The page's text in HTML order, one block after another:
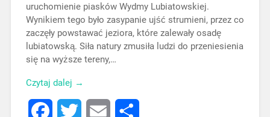
uruchomienie piasków Wydmy Lubiatowskiej.
Wynikiem tego było zasypanie ujść strumieni, przez co
zaczęły powstawać jeziora, które zalewały osadę
lubiatowską. Siła natury zmusiła ludzi do przeniesienia
się na wyższe tereny,…
Czytaj dalej →
FacebookTwitter Email